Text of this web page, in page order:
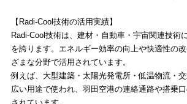
【Radi-Cool技術の活用実績】
Radi-Cool技術は、建材・自動車・宇宙関連技術
を誇ります。エネルギー効率の向上や快適性の
ざまな分野で活用されています。
例えば、大型建築・太陽光発電所・低温物流・
広い用途で使われ、羽田空港の連絡通路や搭乗